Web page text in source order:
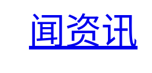
闻资讯